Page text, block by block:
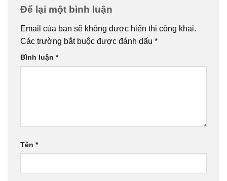
Để lại một bình luận
Email của bạn sẽ không được hiển thị công khai.
Các trường bắt buộc được đánh dấu *
Bình luận *
Tên *